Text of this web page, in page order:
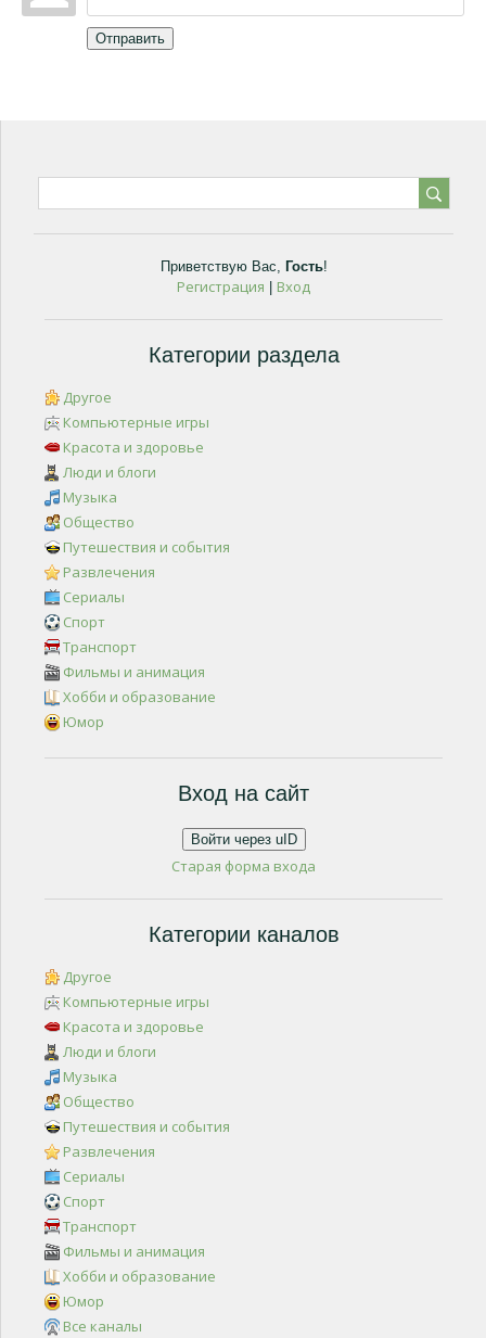
Отправить
Приветствую Вас, Гость!
Регистрация Вход
Категории раздела
Другое
Компьютерные игры
Красота и здоровье
Люди и блоги
Музыка
Общество
Путешествия и события
Развлечения
Сериалы
Спорт
Транспорт
Фильмы и анимация
Хобби и образование
Юмор
Вход на сайт
Войти через uID
Старая форма входа
Категории каналов
Другое
Компьютерные игры
Красота и здоровье
Люди и блоги
Музыка
Общество
Путешествия и события
Развлечения
Сериалы
Спорт
Транспорт
Фильмы и анимация
Хобби и образование
Юмор
Все каналы